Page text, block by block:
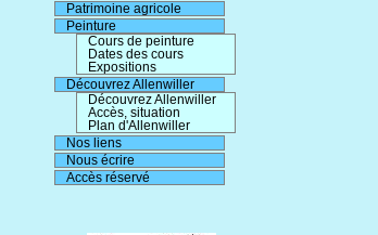
Patrimoine agricole
Peinture
Cours de peinture
Dates des cours
Expositions
Découvrez Allenwiller
Découvrez Allenwiller
Accès, situation
Plan d'Allenwiller
Nos liens
Nous écrire
Accès réservé